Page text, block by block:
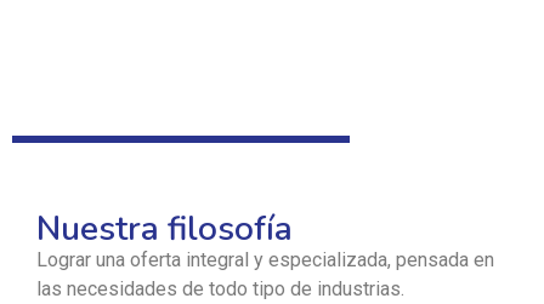
Nuestra filosofía
Lograr una oferta integral y especializada, pensada en
las necesidades de todo tipo de industrias.